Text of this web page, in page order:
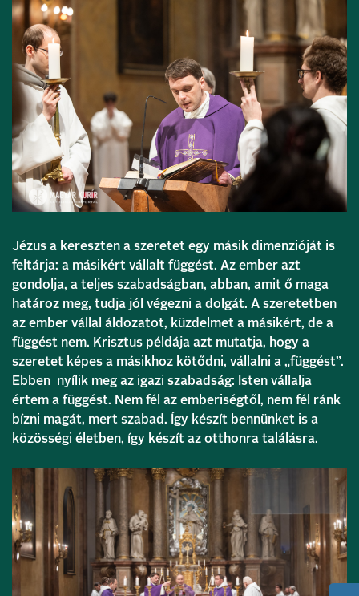
Jézus a kereszten a szeretet egy másik dimenzióját is
feltárja: a másikért vállalt függést. Az ember azt
gondolja, a teljes szabadságban, abban, amit ő maga
határoz meg, tudja jól végezni a dolgát. A szeretetben
az ember vállal áldozatot, küzdelmet a másikért, de a
függést nem. Krisztus példája azt mutatja, hogy a
szeretet képes a másikhoz kötődni, vállalni a „függést”.
Ebben nyílik meg az igazi szabadság: Isten vállalja
értem a függést. Nem fél az emberiségtől, nem fél ránk
bízni magát, mert szabad. Így készít bennünket is a
közösségi életben, így készít az otthonra találásra.